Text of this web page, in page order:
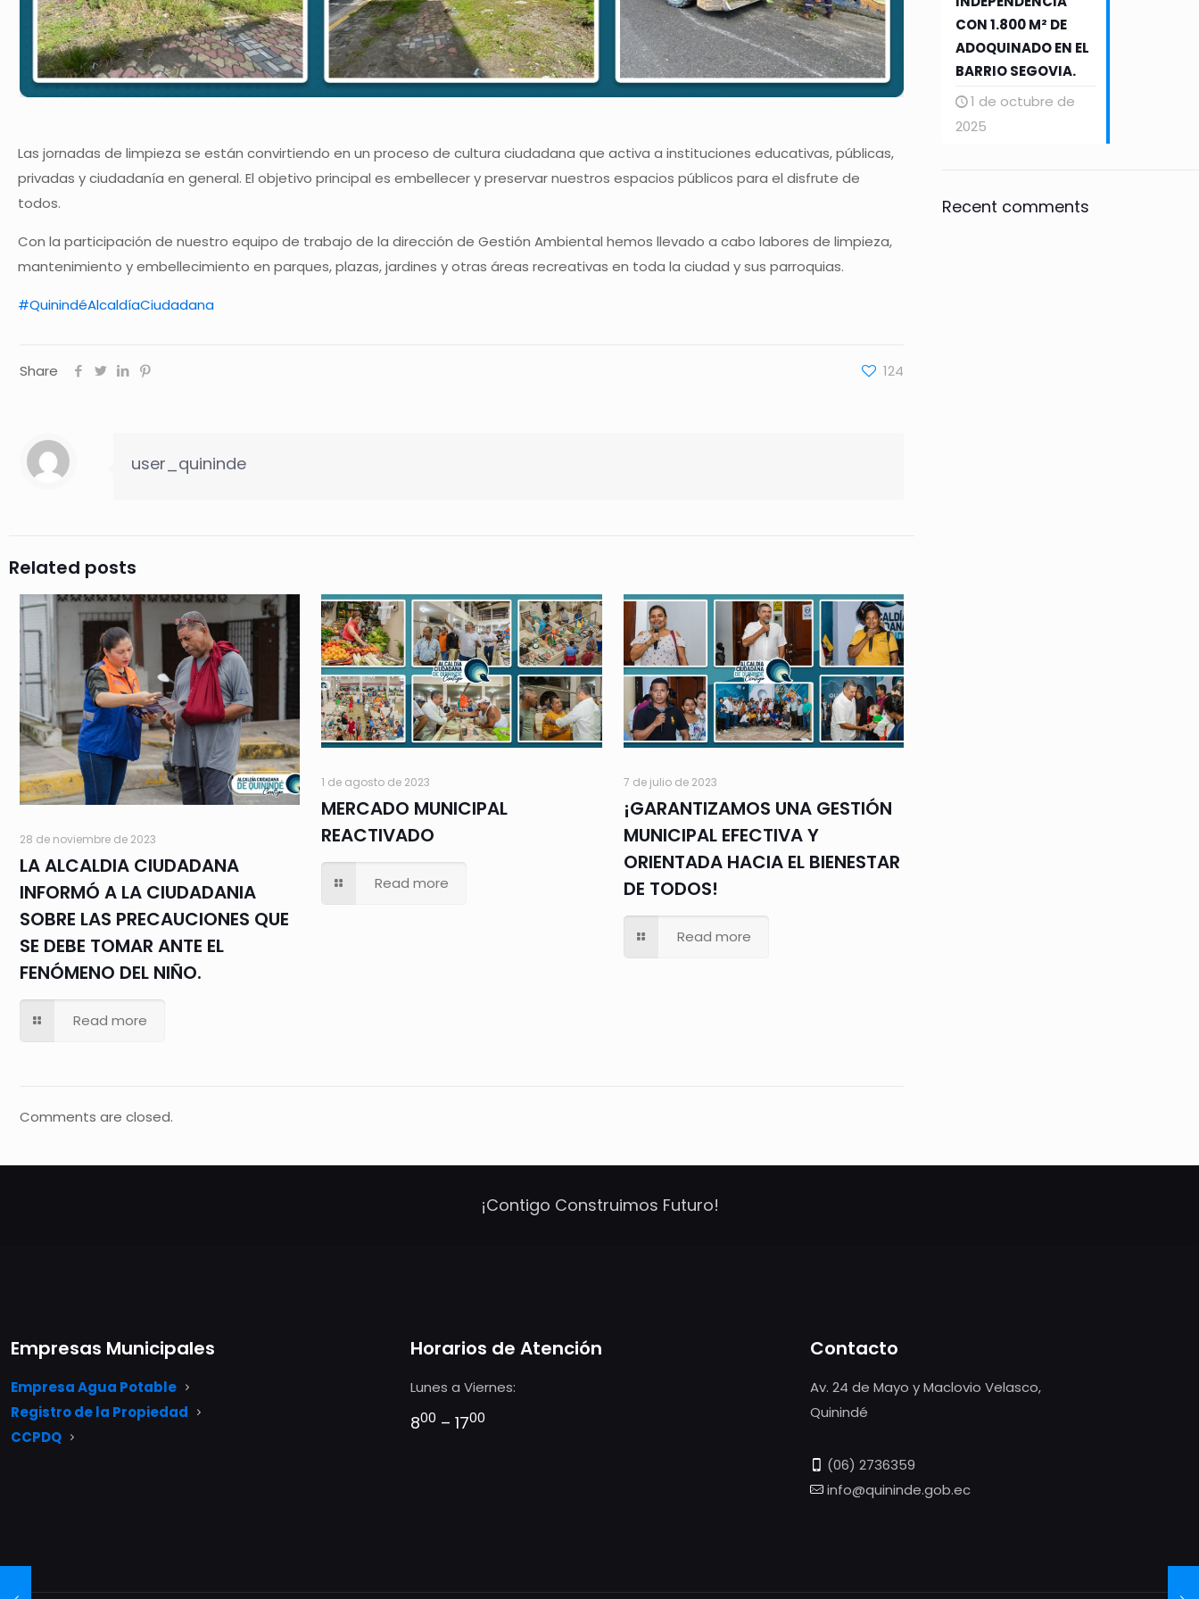
Las jornadas de limpieza se están convirtiendo en un proceso de cultura ciudadana que activa a instituciones educativas, públicas,
privadas y ciudadanía en general. El objetivo principal es embellecer y preservar nuestros espacios públicos para el disfrute de
todos.
Con la participación de nuestro equipo de trabajo de la dirección de Gestión Ambiental hemos llevado a cabo labores de limpieza,
mantenimiento y embellecimiento en parques, plazas, jardines y otras áreas recreativas en toda la ciudad y sus parroquias.
#QuinindéAlcaldíaCiudadana
Share 124
user_quininde
Related posts
28 de noviembre de 2023
LA ALCALDIA CIUDADANA
INFORMÓ A LA CIUDADANIA
SOBRE LAS PRECAUCIONES QUE
SE DEBE TOMAR ANTE EL
FENÓMENO DEL NIÑO.
Read more
1 de agosto de 2023
MERCADO MUNICIPAL
REACTIVADO
Read more
7 de julio de 2023
¡GARANTIZAMOS UNA GESTIÓN
MUNICIPAL EFECTIVA Y
ORIENTADA HACIA EL BIENESTAR
DE TODOS!
Read more
Comments are closed.
CON 1.800 M² DE
ADOQUINADO EN EL
BARRIO SEGOVIA.
1 de octubre de
2025
Recent comments
¡Contigo Construimos Futuro!
Empresas Municipales
Empresa Agua Potable
Registro de la Propiedad
CCPDQ
Horarios de Atención
Lunes a Viernes:
800 – 1700
Contacto
Av. 24 de Mayo y Maclovio Velasco,
Quinindé
(06) 2736359
info@quininde.gob.ec